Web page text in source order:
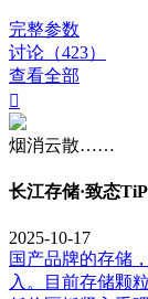
完整参数
讨论（423）
查看全部

烟消云散……
长江存储·致态
2025-10-17
国产品牌的存储
入。目前存储颗